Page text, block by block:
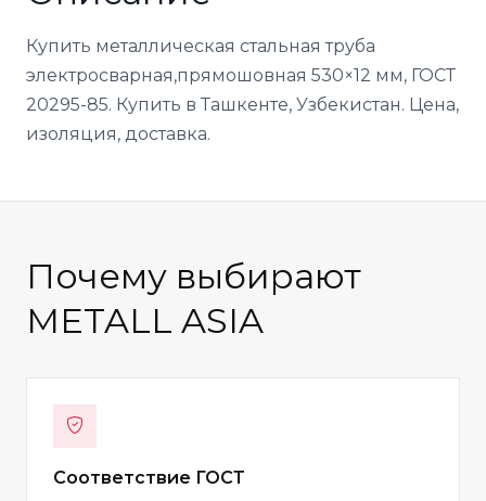
Купить металлическая стальная труба
электросварная,прямошовная 530×12 мм, ГОСТ
20295-85. Купить в Ташкенте, Узбекистан. Цена,
изоляция, доставка.
Почему выбирают
METALL ASIA
Соответствие ГОСТ